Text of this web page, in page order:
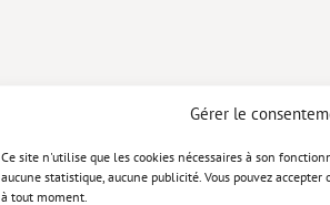
Gérer le
Ce site n'utilise que les cookies nécessaires à son
aucune statistique, aucune publicité. Vous pouvez
à tout moment.
Politique de confidentialité